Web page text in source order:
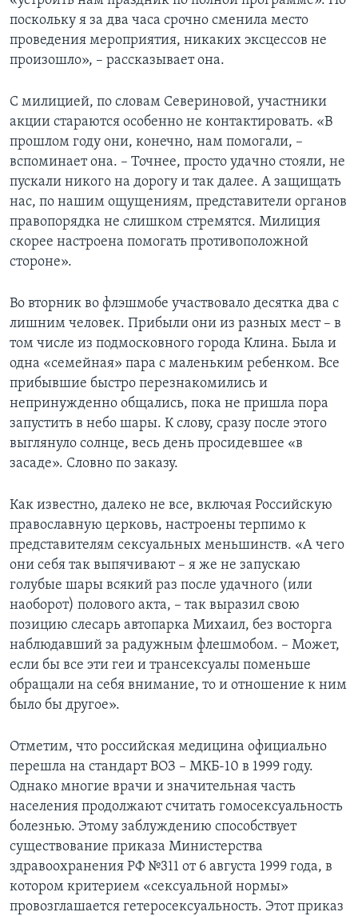
поскольку я за два часа срочно сменила место
проведения мероприятия, никаких эксцессов не
произошло», – рассказывает она.
С милицией, по словам Севериновой, участники
акции стараются особенно не контактировать. «В
прошлом году они, конечно, нам помогали, –
вспоминает она. – Точнее, просто удачно стояли, не
пускали никого на дорогу и так далее. А защищать
нас, по нашим ощущениям, представители органов
правопорядка не слишком стремятся. Милиция
скорее настроена помогать противоположной
стороне».
Во вторник во флэшмобе участвовало десятка два с
лишним человек. Прибыли они из разных мест – в
том числе из подмосковного города Клина. Была и
одна «семейная» пара с маленьким ребенком. Все
прибывшие быстро перезнакомились и
непринужденно общались, пока не пришла пора
запустить в небо шары. К слову, сразу после этого
выглянуло солнце, весь день просидевшее «в
засаде». Словно по заказу.
Как известно, далеко не все, включая Российскую
православную церковь, настроены терпимо к
представителям сексуальных меньшинств. «А чего
они себя так выпячивают – я же не запускаю
голубые шары всякий раз после удачного (или
наоборот) полового акта, – так выразил свою
позицию слесарь автопарка Михаил, без восторга
наблюдавший за радужным флешмобом. – Может,
если бы все эти геи и трансексуалы поменьше
обращали на себя внимание, то и отношение к ним
было бы другое».
Отметим, что российская медицина официально
перешла на стандарт ВОЗ – МКБ-10 в 1999 году.
Однако многие врачи и значительная часть
населения продолжают считать гомосексуальность
болезнью. Этому заблуждению способствует
существование приказа Министерства
здравоохранения РФ №311 от 6 августа 1999 года, в
котором критерием «сексуальной нормы»
провозглашается гетеросексуальность. Этот приказ